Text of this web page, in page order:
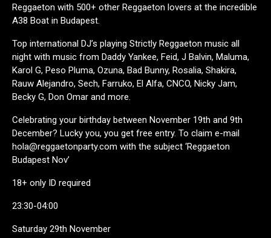
Reggaeton with 500+ other Reggaeton lovers at the incredible
A38 Boat in Budapest.
Top international DJ’s playing Strictly Reggaeton music all
night with music from Daddy Yankee, Feid, J Balvin, Maluma,
Karol G, Peso Pluma, Ozuna, Bad Bunny, Rosalia, Shakira,
Rauw Alejandro, Sech, Farruko, El Alfa, CNCO, Nicky Jam,
Becky G, Don Omar and more.
Celebrating your birthday between November 19th and 9th
December? Lucky you, you get free entry. To claim e-mail
hola@reggaetonparty.com with the subject ‘Reggaeton
Budapest Nov’
18+ only ID required
23:30-04:00
Saturday 29th November